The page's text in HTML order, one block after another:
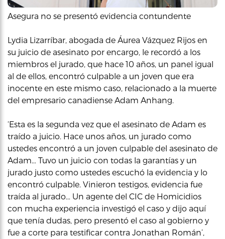
Asegura no se presentó evidencia contundente
Lydia Lizarríbar, abogada de Áurea Vázquez Rijos en
su juicio de asesinato por encargo, le recordó a los
miembros el jurado, que hace 10 años, un panel igual
al de ellos, encontró culpable a un joven que era
inocente en este mismo caso, relacionado a la muerte
del empresario canadiense Adam Anhang.
‘Esta es la segunda vez que el asesinato de Adam es
traído a juicio. Hace unos años, un jurado como
ustedes encontró a un joven culpable del asesinato de
Adam… Tuvo un juicio con todas la garantías y un
jurado justo como ustedes escuchó la evidencia y lo
encontró culpable. Vinieron testigos, evidencia fue
traída al jurado… Un agente del CIC de Homicidios
con mucha experiencia investigó el caso y dijo aquí
que tenía dudas, pero presentó el caso al gobierno y
fue a corte para testificar contra Jonathan Román’,